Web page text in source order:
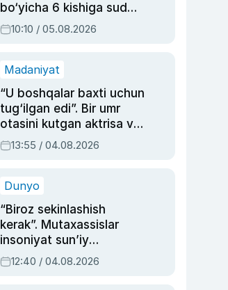
bo‘yicha 6 kishiga sud
hukmi o‘qildi
10:10 / 05.08.2026
Madaniyat
“U boshqalar baxti uchun
tug‘ilgan edi”. Bir umr
otasini kutgan aktrisa va
dublyaj ustasi Rimma
Ahmedovaning
13:55 / 04.08.2026
Dunyo
“Biroz sekinlashish
kerak”. Mutaxassislar
insoniyat sun’iy
intellektni boshqara
olmay qolishidan xavotir
12:40 / 04.08.2026